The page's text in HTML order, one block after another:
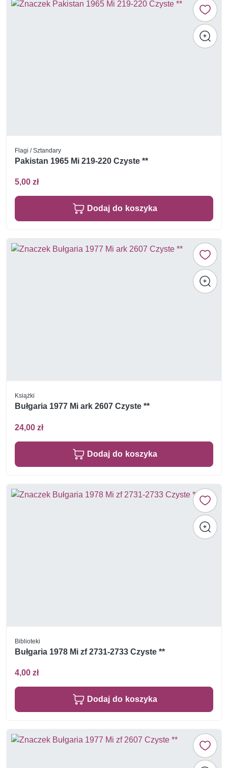
Flagi / Sztandary
Pakistan 1965 Mi 219-220 Czyste **
5,00 zł
Dodaj do koszyka
Książki
Bułgaria 1977 Mi ark 2607 Czyste **
24,00 zł
Dodaj do koszyka
Biblioteki
Bułgaria 1978 Mi zf 2731-2733 Czyste **
4,00 zł
Dodaj do koszyka